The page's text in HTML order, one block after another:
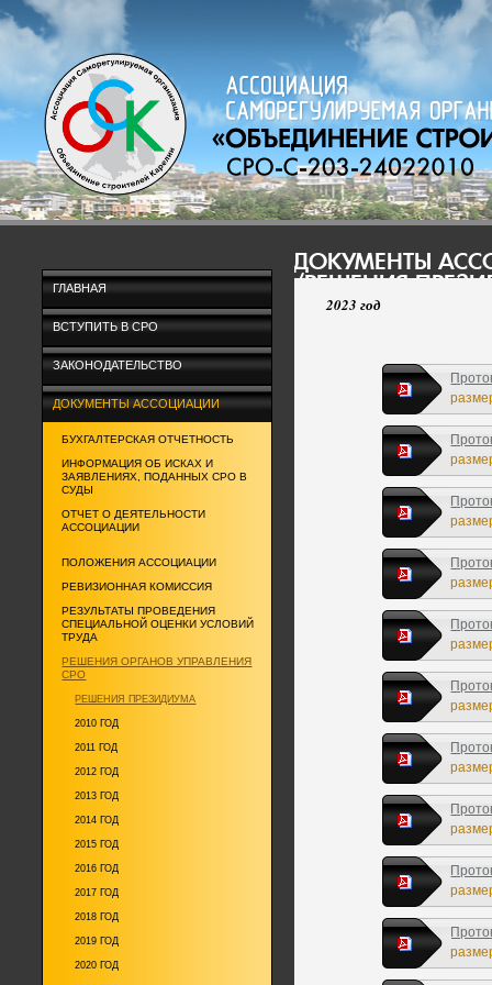
ГЛАВНАЯ
ВСТУПИТЬ В СРО
ЗАКОНОДАТЕЛЬСТВО
ДОКУМЕНТЫ АССОЦИАЦИИ
БУХГАЛТЕРСКАЯ ОТЧЕТНОСТЬ
ИНФОРМАЦИЯ ОБ ИСКАХ И
ЗАЯВЛЕНИЯХ, ПОДАННЫХ СРО В
СУДЫ
ОТЧЕТ О ДЕЯТЕЛЬНОСТИ
АССОЦИАЦИИ
ПОЛОЖЕНИЯ АССОЦИАЦИИ
РЕВИЗИОННАЯ КОМИССИЯ
РЕЗУЛЬТАТЫ ПРОВЕДЕНИЯ
СПЕЦИАЛЬНОЙ ОЦЕНКИ УСЛОВИЙ
ТРУДА
РЕШЕНИЯ ОРГАНОВ УПРАВЛЕНИЯ
СРО
РЕШЕНИЯ ПРЕЗИДИУМА
2010 ГОД
2011 ГОД
2012 ГОД
2013 ГОД
2014 ГОД
2015 ГОД
2016 ГОД
2017 ГОД
2018 ГОД
2019 ГОД
2020 ГОД
ДОКУМЕНТЫ
/РЕШЕНИЯ
2023 год
г.